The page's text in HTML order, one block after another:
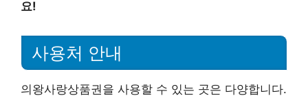
요!
사용처 안내
의왕사랑상품권을 사용할 수 있는 곳은 다양합니다.